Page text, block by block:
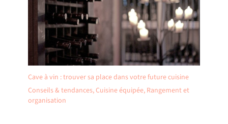
Cave à vin : trouver sa place dans votre future cuisine
Conseils & tendances,Cuisine équipée, Rangement et
organisation